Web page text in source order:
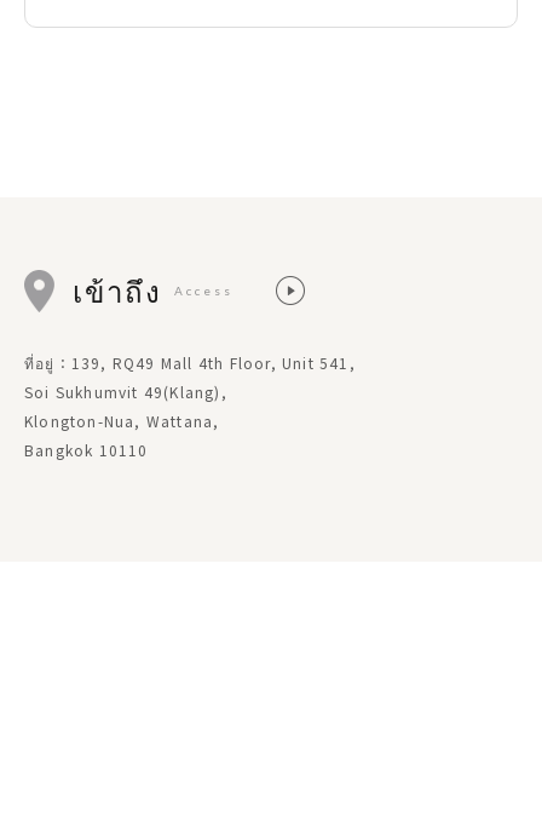
เข้าถึง Access
ที่อยู่：139, RQ49 Mall 4th Floor, Unit 541,
Soi Sukhumvit 49(Klang),
Klongton-Nua, Wattana,
Bangkok 10110